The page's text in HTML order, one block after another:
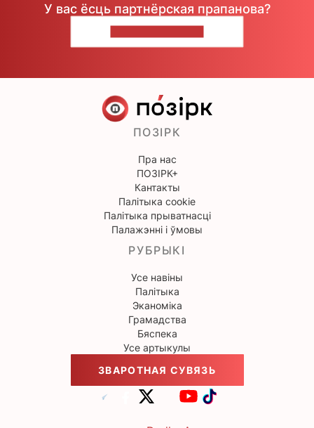
У вас ёсць партнёрская прапанова?
ПОЗІРК
Пра нас
ПОЗІРК+
Кантакты
Палітыка cookie
Палітыка прыватнасці
Палажэнні і ўмовы
РУБРЫКІ
Усе навіны
Палітыка
Эканоміка
Грамадства
Бяспека
Усе артыкулы
ЗВАРОТНАЯ СУВЯЗЬ